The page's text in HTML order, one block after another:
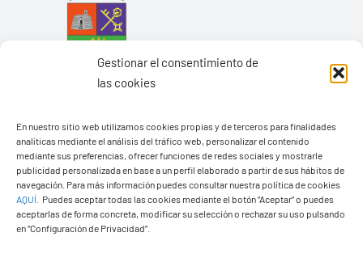
Gestionar el consentimiento de
las cookies
En nuestro sitio web utilizamos cookies propias y de terceros para finalidades
analíticas mediante el análisis del tráfico web, personalizar el contenido
mediante sus preferencias, ofrecer funciones de redes sociales y mostrarle
publicidad personalizada en base a un perfil elaborado a partir de sus hábitos de
navegación. Para más información puedes consultar nuestra política de cookies
AQUÍ
Puedes aceptar todas las cookies mediante el botón “Aceptar” o puedes
aceptarlas de forma concreta, modificar su selección o rechazar su uso pulsando
en “Configuración de Privacidad”.
Ayuntamiento de Yaiza
Pza. de Los Remedios, 1
35570 – Yaiza
Tel:928 83 62 20